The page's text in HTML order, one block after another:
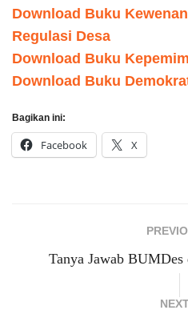
Download Buku
Regulasi Desa
Download Buku
Download Buku
Bagikan ini:
Facebook X
Tanya Jawab